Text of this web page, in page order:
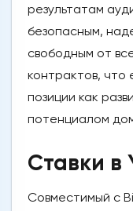
результатам
безопасным,
свободным от
контрактов, что
позиции как
потенциалом
Ставки в
Совместимый с